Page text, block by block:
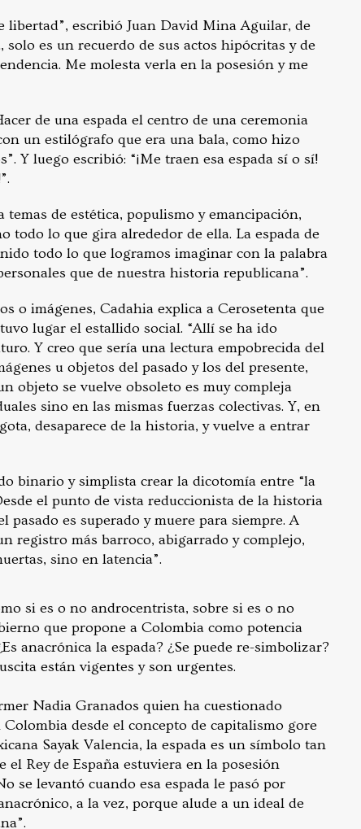
libertad”, escribió Juan David Mina Aguilar, de
es un recuerdo de sus actos hipócritas y de
Me molesta verla en la posesión y me
de una espada el centro de una ceremonia
un estilógrafo que era una bala, como hizo
Y luego escribió: “¡Me traen esa espada sí o sí!
de estética, populismo y emancipación,
todo lo que gira alrededor de ella. La espada de
todo lo que logramos imaginar con la palabra
que de nuestra historia republicana”.
o imágenes, Cadahia explica a Cerosetenta que
lugar el estallido social. “Allí se ha ido
Y creo que sería una lectura empobrecida del
u objetos del pasado y los del presente,
objeto se vuelve obsoleto es muy compleja
sino en las mismas fuerzas colectivas. Y, en
desaparece de la historia, y vuelve a entrar
binario y simplista crear la dicotomía entre “la
el punto de vista reduccionista de la historia
es superado y muere para siempre. A
registro más barroco, abigarrado y complejo,
sino en latencia”.
si es o no androcentrista, sobre si es o no
que propone a Colombia como potencia
anacrónica la espada? ¿Se puede re-simbolizar?
están vigentes y son urgentes.
Nadia Granados quien ha cuestionado
desde el concepto de capitalismo gore
Sayak Valencia, la espada es un símbolo tan
el Rey de España estuviera en la posesión
se levantó cuando esa espada le pasó por
a la vez, porque alude a un ideal de